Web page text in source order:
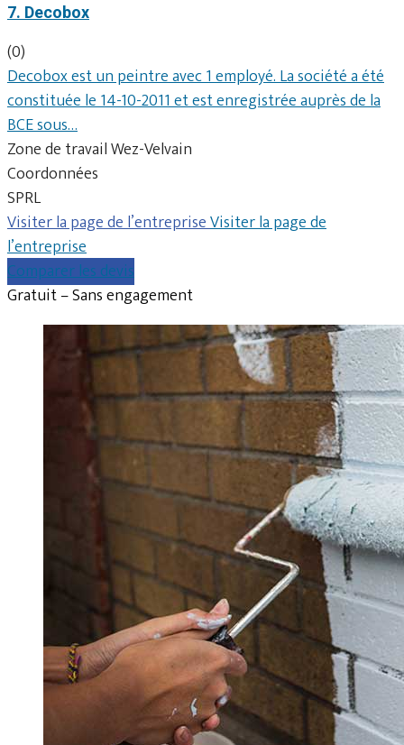
7. Decobox
(0)
Decobox est un peintre avec 1 employé. La société a été
constituée le 14-10-2011 et est enregistrée auprès de la
BCE sous…
Zone de travail Wez-Velvain
Coordonnées
SPRL
Visiter la page de l’entrepriseVisiter la page de
l’entreprise
Comparer les devis
Gratuit – Sans engagement